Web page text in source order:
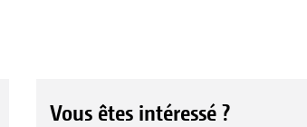
Vous êtes intéressé ?